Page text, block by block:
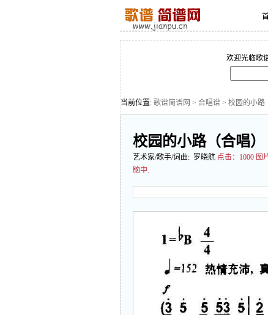
欢迎光临歌
当前位置: 歌谱简谱网 > 合唱谱 > 校园的小路
校园的小路（合唱）
艺术家/歌手/词曲: 罗晓航 点击： 1000 图
脑中.